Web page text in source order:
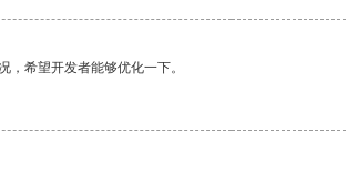
希望开发者能够优化一下。